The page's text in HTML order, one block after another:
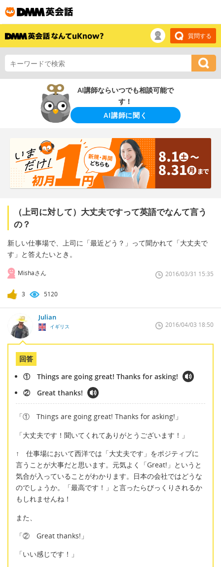
質問する
AI講師ならいつでも相談可能で
す！
AI講師に聞く
（上司に対して）大丈夫ですって英語でなんて言う
の？
新しい仕事場で、上司に「最近どう？」って聞かれて「大丈夫で
す」と答えたいとき。
Mishaさん 2016/03/31 15:35
3 5120
Julian
イギリス 2016/04/03 18:50
回答
① Things are going great! Thanks for asking!
② Great thanks!
「① Things are going great! Thanks for asking!」
「大丈夫です！聞いてくれてありがとうございます！」
↑ 仕事場において西洋では「大丈夫です」をポジティブに
言うことが大事だと思います。元気よく「Great!」というと
気合が入っていることがわかります。日本の会社ではどうな
のでしょうか。「最高です！」と言ったらびっくりされるか
もしれませんね！
また、
「② Great thanks!」
「いい感じです！」